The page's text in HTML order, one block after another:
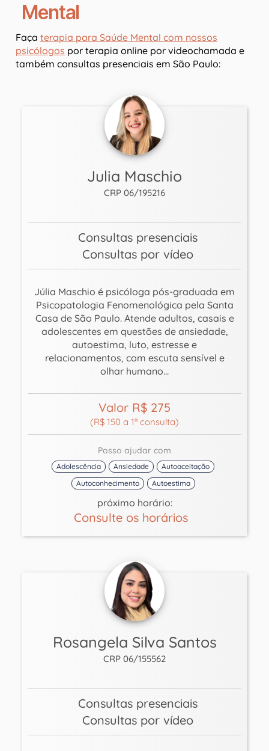
Mental
Faça terapia para Saúde Mental com nossos
psicólogos por terapia online por videochamada e
também consultas presenciais em São Paulo:
Julia Maschio
CRP 06/195216
Consultas presenciais
Consultas por vídeo
Júlia Maschio é psicóloga pós-graduada em
Psicopatologia Fenomenológica pela Santa
Casa de São Paulo. Atende adultos, casais e
adolescentes em questões de ansiedade,
autoestima, luto, estresse e
relacionamentos, com escuta sensível e
olhar humano...
Valor R$ 275
(R$ 150 a 1ª consulta)
Posso ajudar com
Adolescência Ansiedade
Autoaceitação
Autoconhecimento
Autoestima
próximo horário:
Consulte os horários
Rosangela Silva Santos
CRP 06/155562
Consultas presenciais
Consultas por vídeo